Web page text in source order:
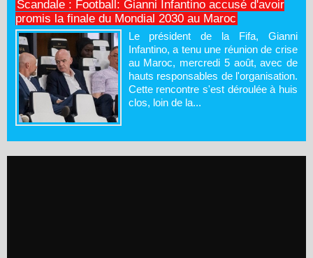
Scandale : Football: Gianni Infantino accusé d'avoir
promis la finale du Mondial 2030 au Maroc
Le président de la Fifa, Gianni
Infantino, a tenu une réunion de crise
au Maroc, mercredi 5 août, avec de
hauts responsables de l'organisation.
Cette rencontre s'est déroulée à huis
clos, loin de la...